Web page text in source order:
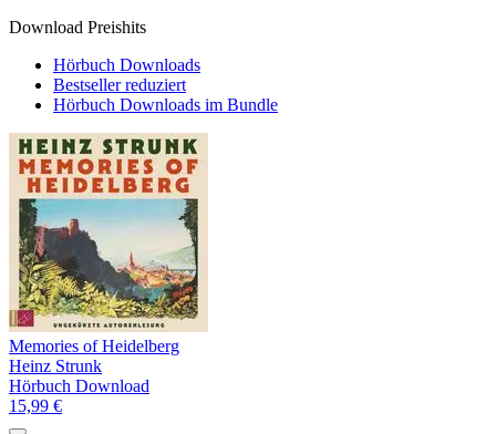
Download Preishits
Hörbuch Downloads
Bestseller reduziert
Hörbuch Downloads im Bundle
Memories of Heidelberg
Heinz Strunk
Hörbuch Download
15,99 €